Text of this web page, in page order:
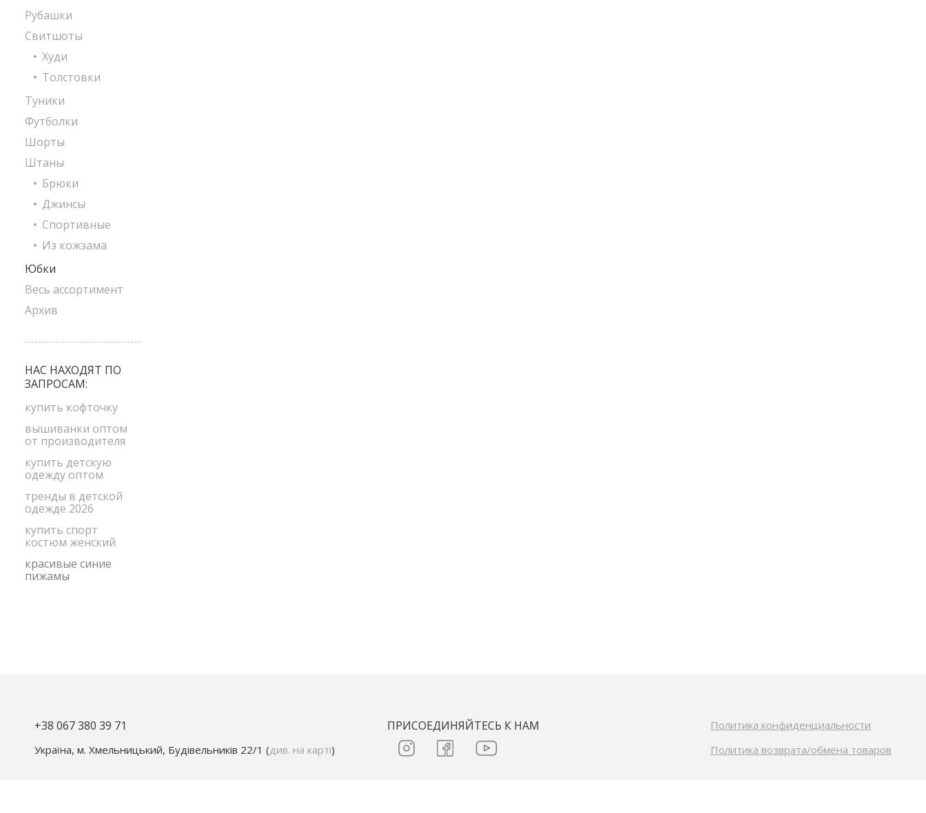
Рубашки
Свитшоты
Худи
Толстовки
Туники
Футболки
Шорты
Штаны
Брюки
Джинсы
Спортивные
Из кожзама
Юбки
Весь ассортимент
Архив
НАС НАХОДЯТ ПО
ЗАПРОСАМ:
купить кофточку
вышиванки оптом
от производителя
купить детскую
одежду оптом
тренды в детской
одежде 2026
купить спорт
костюм женский
красивые синие
пижамы
+38 067 380 39 71
Україна, м. Хмельницький, Будівельників 22/1 (див. на карті)
ПРИСОЕДИНЯЙТЕСЬ К НАМ
Политика конфиденциальности
Политика возврата/обмена товаров